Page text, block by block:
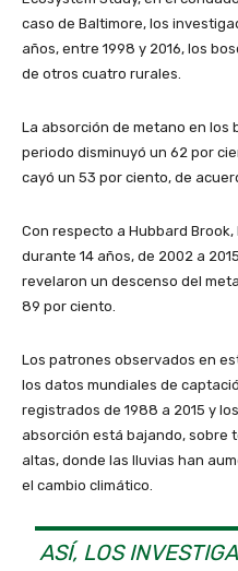
caso de Baltimore, los
años, entre 1998 y 2016, los
de otros cuatro rurales.
La absorción de metano en los
periodo disminuyó un 62 por
cayó un 53 por ciento, de
Con respecto a Hubbard
durante 14 años, de 2002 a
revelaron un descenso del
89 por ciento.
Los patrones observados en
los datos mundiales de
registrados de 1988 a 2015 y
absorción está bajando, sobre
altas, donde las lluvias han
el cambio climático.
ASÍ, LOS